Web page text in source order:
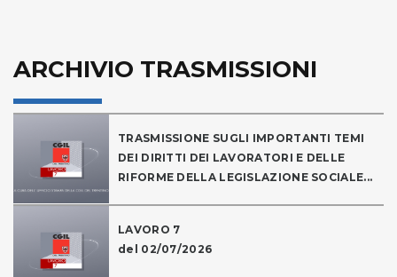
ARCHIVIO TRASMISSIONI
TRASMISSIONE SUGLI IMPORTANTI TEMI
DEI DIRITTI DEI LAVORATORI E DELLE
RIFORME DELLA LEGISLAZIONE SOCIALE...
LAVORO 7
del 02/07/2026